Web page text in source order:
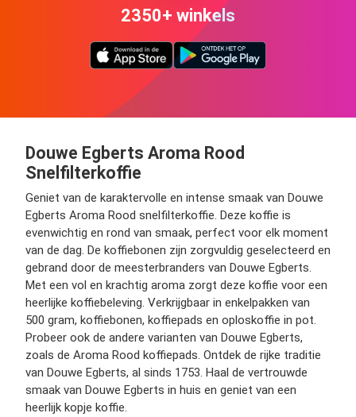
2350+ winkels
Douwe Egberts Aroma Rood
Snelfilterkoffie
Geniet van de karaktervolle en intense smaak van Douwe
Egberts Aroma Rood snelfilterkoffie. Deze koffie is
evenwichtig en rond van smaak, perfect voor elk moment
van de dag. De koffiebonen zijn zorgvuldig geselecteerd en
gebrand door de meesterbranders van Douwe Egberts.
Met een vol en krachtig aroma zorgt deze koffie voor een
heerlijke koffiebeleving. Verkrijgbaar in enkelpakken van
500 gram, koffiebonen, koffiepads en oploskoffie in pot.
Probeer ook de andere varianten van Douwe Egberts,
zoals de Aroma Rood koffiepads. Ontdek de rijke traditie
van Douwe Egberts, al sinds 1753. Haal de vertrouwde
smaak van Douwe Egberts in huis en geniet van een
heerlijk kopje koffie.